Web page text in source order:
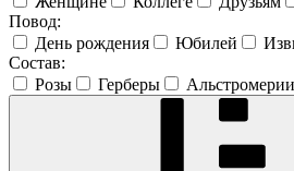
Повод:
День рождения
Юбилей
Состав:
Розы
Герберы Альстромерии